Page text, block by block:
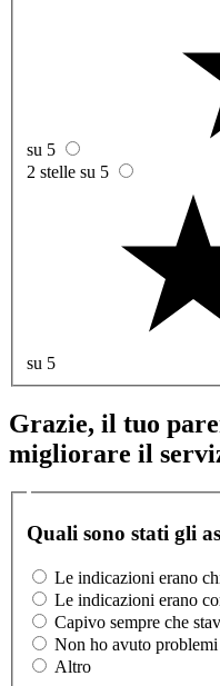
su 5
2 stelle su 5
su 5
Grazie, il tuo
migliorare il
Quali sono stati gli
Le indicazioni erano
Le indicazioni erano
Capivo sempre che
Non ho avuto
Altro